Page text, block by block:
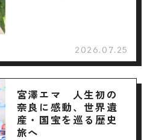
2026.07.25
宮澤エマ 人生初の
奈良に感動、世界遺
産・国宝を巡る歴史
旅へ